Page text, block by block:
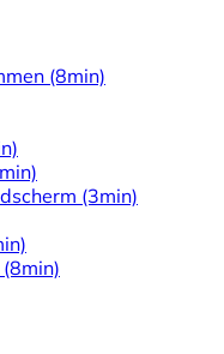
(8min)
(3min)
(8min)